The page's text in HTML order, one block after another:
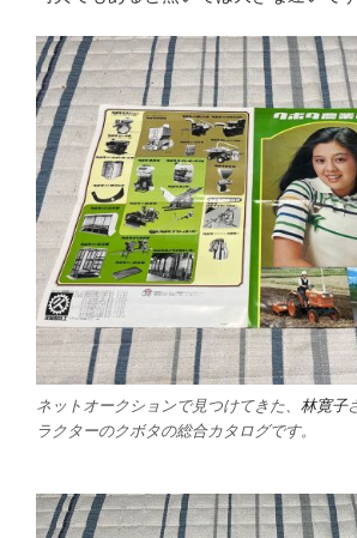
ネットオークションで見つけてきた、 林寛子
ラクターのクボタの総合カタログです。